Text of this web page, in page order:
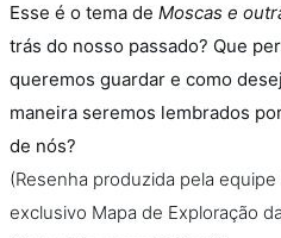
Esse é o tema de Moscas e
trás do nosso passado? Que
queremos guardar e como
maneira seremos lembrados
de nós?
(Resenha produzida pela
exclusivo Mapa de Exploração